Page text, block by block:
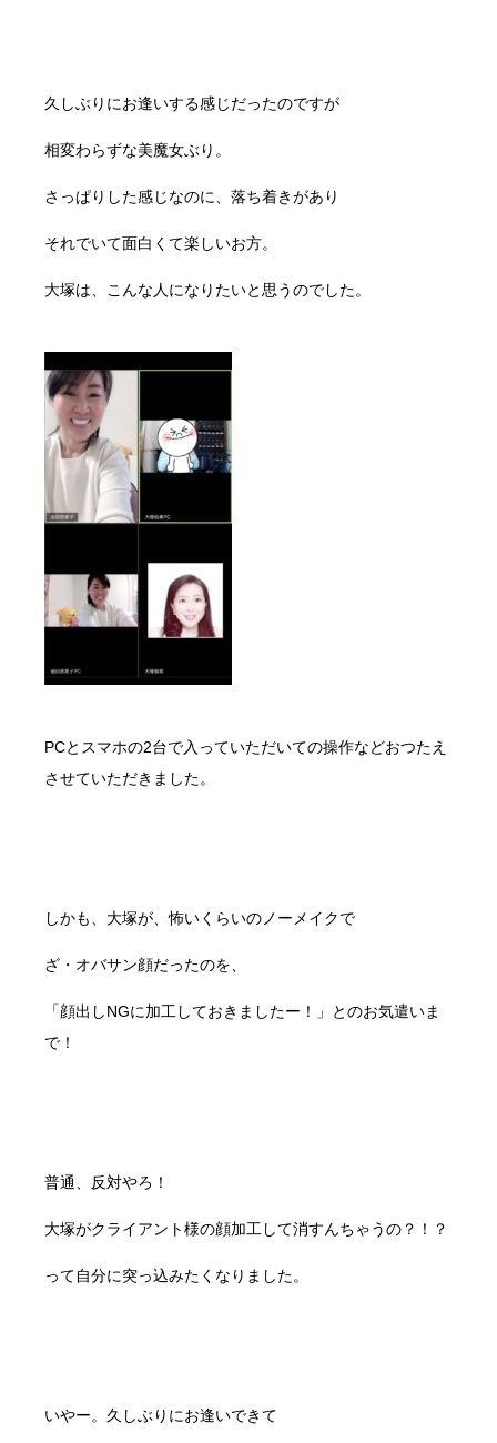
久しぶりにお逢いする感じだったのですが
相変わらずな美魔女ぶり。
さっぱりした感じなのに、落ち着きがあり
それでいて面白くて楽しいお方。
大塚は、こんな人になりたいと思うのでした。
PCとスマホの2台で入っていただいての操作などおつたえ
させていただきました。
しかも、大塚が、怖いくらいのノーメイクで
ざ・オバサン顔だったのを、
「顔出しNGに加工しておきましたー！」とのお気遣いま
で！
普通、反対やろ！
大塚がクライアント様の顔加工して消すんちゃうの？！？
って自分に突っ込みたくなりました。
いやー。久しぶりにお逢いできて